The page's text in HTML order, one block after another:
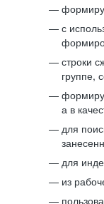
с
строки
группе,
а в
для
для
из